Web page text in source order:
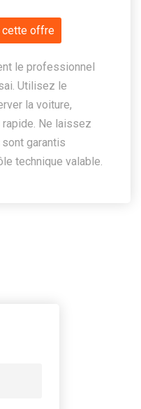
cette offre
le professionnel
Utilisez le
la voiture,
rapide. Ne laissez
garantis
technique valable.